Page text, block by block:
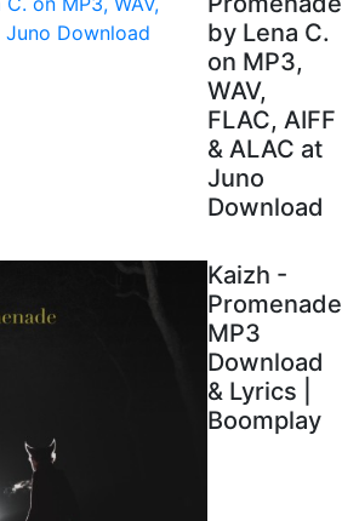
by Lena C.
on MP3,
WAV,
FLAC, AIFF
& ALAC at
Juno
Download
Kaizh -
Promenade
MP3
Download
& Lyrics |
Boomplay